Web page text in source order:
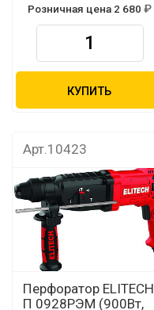
Розничная цена 2 680
КУПИТЬ
Арт.10423
Перфоратор ELITECH
П 0928РЭМ (900Вт,